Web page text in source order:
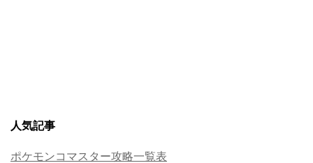
人気記事
ポケモンコマスター攻略一覧表